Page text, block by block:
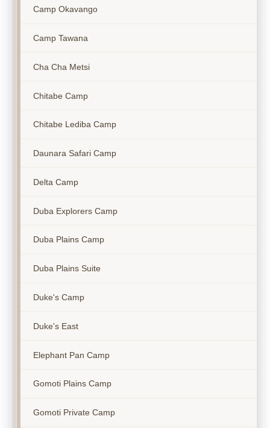
Camp Okavango
Camp Tawana
Cha Cha Metsi
Chitabe Camp
Chitabe Lediba Camp
Daunara Safari Camp
Delta Camp
Duba Explorers Camp
Duba Plains Camp
Duba Plains Suite
Duke's Camp
Duke's East
Elephant Pan Camp
Gomoti Plains Camp
Gomoti Private Camp